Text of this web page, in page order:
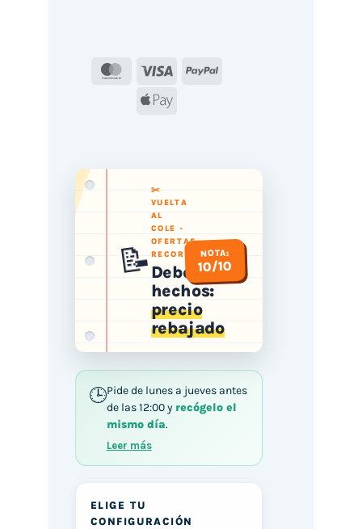
MasterCard
Visa
PayPal
Apple
📝
✂️
VUELTA
AL
COLE ·
OFERTAS
RECORTADAS
Deberes
hechos:
precio
rebajado
NOTA:
10/10
Pide de lunes a jueves antes
de las 12:00 y recógelo el
mismo día.
Leer más
ELIGE TU
CONFIGURACIÓN